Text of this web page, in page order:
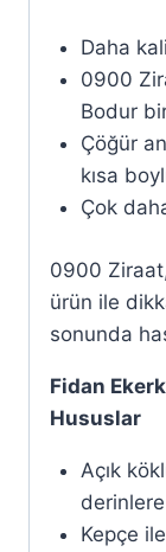
Daha
0900
Bodur
Çöğür
kısa
Çok
0900
ürün ile
sonunda
Fidan
Hususlar
Açık
Kepçe